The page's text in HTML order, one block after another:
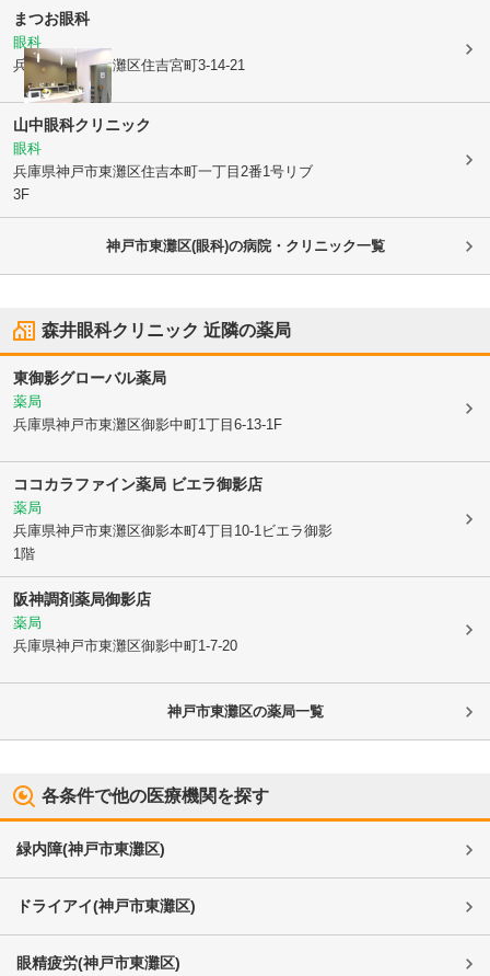
まつお眼科
眼科
兵庫県神戸市東灘区住吉宮町3-14-21
山中眼科クリニック
眼科
兵庫県神戸市東灘区住吉本町一丁目2番1号リブ
3F
神戸市東灘区(眼科)の病院・クリニック一覧
森井眼科クリニック 近隣の薬局
東御影グローバル薬局
薬局
兵庫県神戸市東灘区御影中町1丁目6-13-1F
ココカラファイン薬局 ビエラ御影店
薬局
兵庫県神戸市東灘区御影本町4丁目10-1ビエラ御影
1階
阪神調剤薬局御影店
薬局
兵庫県神戸市東灘区御影中町1-7-20
神戸市東灘区の薬局一覧
各条件で他の医療機関を探す
緑内障(神戸市東灘区)
ドライアイ(神戸市東灘区)
眼精疲労(神戸市東灘区)